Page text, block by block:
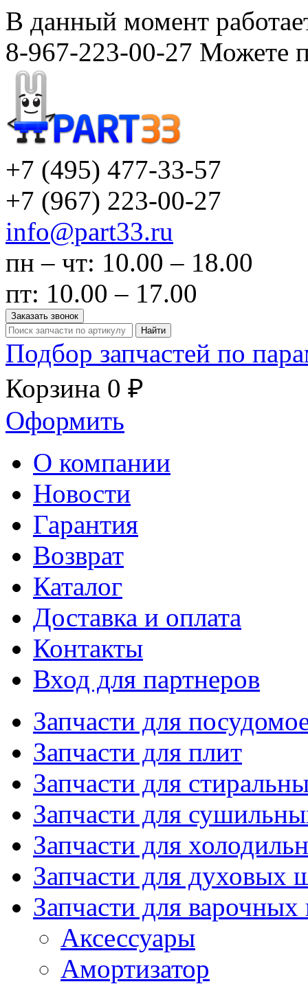
В данный момент
8-967-223-00-27 Можете
+7 (495) 477-33-57
+7 (967) 223-00-27
info@part33.ru
пн – чт: 10.00 – 18.00
пт: 10.00 – 17.00
Заказать звонок
Найти
Подбор запчастей по
Корзина 0 ₽
Оформить
О компании
Новости
Гарантия
Возврат
Каталог
Доставка и оплата
Контакты
Вход для партнеров
Запчасти для
Запчасти для плит
Запчасти для
Запчасти для
Запчасти для
Запчасти для духовых
Запчасти для варочных
Аксессуары
Амортизатор